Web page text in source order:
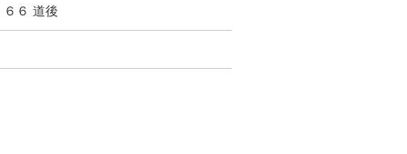
６６ 道後